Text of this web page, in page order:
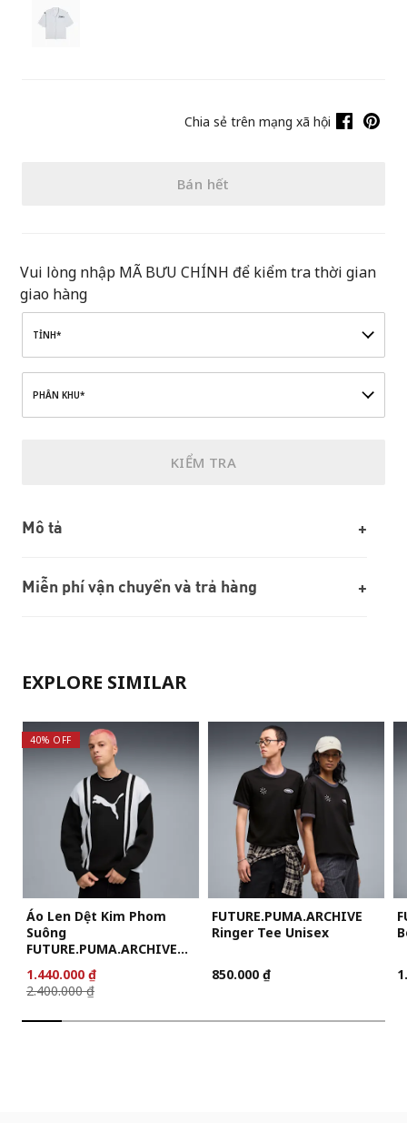
Chia sẻ trên mạng xã hội
Bán hết
Vui lòng nhập MÃ BƯU CHÍNH để kiểm tra thời gian
giao hàng
TỈNH*
PHÂN KHU*
KIỂM TRA
Mô tả
Miễn phí vận chuyển và trả hàng
EXPLORE SIMILAR
40% OFF
Áo Len Dệt Kim Phom
Suông
FUTURE.PUMA.ARCHIVE
1.440.000 ₫
2.400.000 ₫
FUTURE.PUMA.ARCHIVE
Ringer Tee Unisex
850.000 ₫